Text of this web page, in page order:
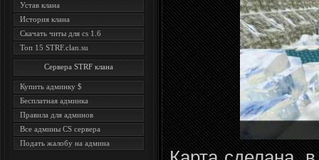
Устав клана
История клана
Скачать читы для cs 1.6
Топ 15 STRF.clan.su
Сервера STRF клана
Купить админку $
Бесплатная админка
Правила для админов
Все админы CS сервера
Подать жалобу на админа